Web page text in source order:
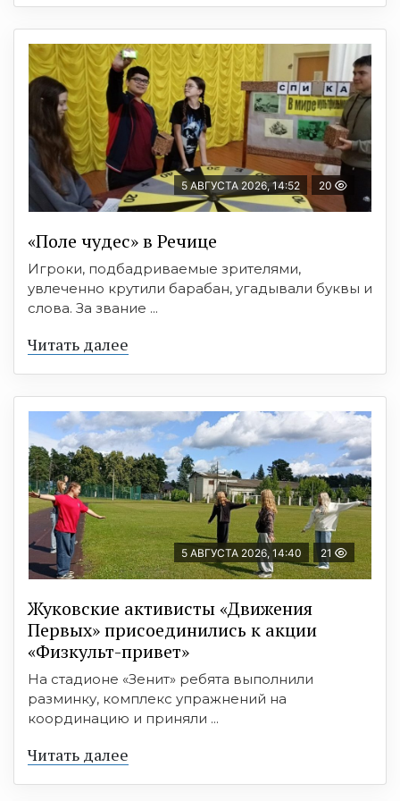
5 АВГУСТА 2026, 14:52 20
«Поле чудес» в Речице
Игроки, подбадриваемые зрителями,
увлеченно крутили барабан, угадывали буквы и
слова. За звание ...
Читать далее
5 АВГУСТА 2026, 14:40 21
Жуковские активисты «Движения
Первых» присоединились к акции
«Физкульт-привет»
На стадионе «Зенит» ребята выполнили
разминку, комплекс упражнений на
координацию и приняли ...
Читать далее